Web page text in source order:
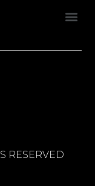
RESERVED